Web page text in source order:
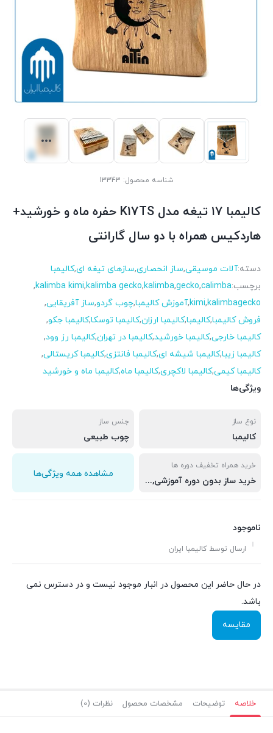
شناسه محصول: 13343
کالیمبا ۱۷ تیغه مدل K17TS حفره ماه و خورشید+
هاردکیس همراه با دو سال گارانتی
دسته:آلات موسیقی,ساز انحصاری,سازهای تیغه ای,کالیمبا
برچسب:calimba
,
gecko
,
kalimba
,
kalimba gecko
,
kalimba kimi
,
kalimbagecko
,
kimi
,آموزش کالیمبا,چوب گردو,ساز آفریقایی,
فروش کالیمبا,کالیمبا,کالیمبا ارزان,کالیمبا توسکا,کالیمبا جکو,
کالیمبا خارجی,کالیمبا خورشید,کالیمبا در تهران,کالیمبا رز وود,
کالیمبا زیبا,کالیمبا شیشه ای,کالیمبا فانتزی,کالیمبا کریستالی,
کالیمبا کیمی,کالیمبا لاکچری,کالیمبا ماه,کالیمبا ماه و خورشید
ویژگی‌ها
نوع ساز
کالیمبا
جنس ساز
چوب طبیعی
خرید همراه تخفیف دوره ها
خرید ساز بدون دوره آموزشی, خرید ساز به همرا دوره اول و دوم, خرید ساز به همرا دوره اول, دوم و سوم
مشاهده همه ویژگی‌ها
ناموجود
ارسال توسط کالیمبا ایران
در حال حاضر این محصول در انبار موجود نیست و در دسترس نمی
باشد.
مقایسه
خلاصه توضیحات مشخصات محصول نظرات (0)